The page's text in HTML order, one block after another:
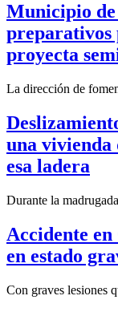
Municipio
preparativos
proyecta
La dirección de
una vivienda
esa ladera
Durante la
Accidente
en estado
Con graves lesiones